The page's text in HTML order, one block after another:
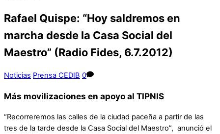
Rafael Quispe: “Hoy saldremos en
marcha desde la Casa Social del
Maestro” (Radio Fides, 6.7.2012)
Noticias Prensa CEDIB 0
Más movilizaciones en apoyo al TIPNIS
“Recorreremos las calles de la ciudad paceña a partir de las
tres de la tarde desde la Casa Social del Maestro”, anunció el